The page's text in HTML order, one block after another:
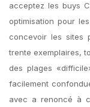
acceptez les buys
optimisation pour
concevoir les sites
trente exemplaires,
des plages
facilement
avec a renoncé à